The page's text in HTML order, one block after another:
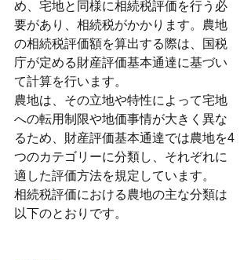
め、宅地と同様に相続税評価を行う必
要があり、相続税がかかります。農地
の相続税評価額を算出する際は、国税
庁が定める財産評価基本通達に基づい
て計算を行います。
農地は、その立地や特性によって宅地
への転用制限や地価事情が大きく異な
るため、財産評価基本通達では農地を4
つのカテゴリーに分類し、それぞれに
適した評価方法を規定しています。
相続税評価における農地の主な分類は
以下のとおりです。